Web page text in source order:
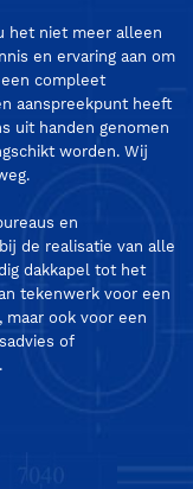
het niet meer alleen
en ervaring aan om
compleet
aanspreekpunt heeft
uit handen genomen
worden. Wij
en
de realisatie van alle
dakkapel tot het
tekenwerk voor een
maar ook voor een
of